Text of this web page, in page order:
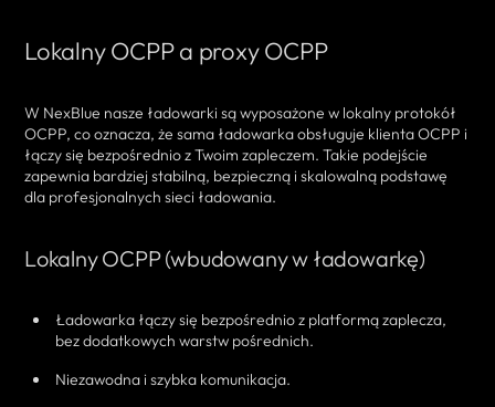
Lokalny OCPP a proxy OCPP
W NexBlue nasze ładowarki są wyposażone w lokalny protokół
OCPP, co oznacza, że sama ładowarka obsługuje klienta OCPP i
łączy się bezpośrednio z Twoim zapleczem. Takie podejście
zapewnia bardziej stabilną, bezpieczną i skalowalną podstawę
dla profesjonalnych sieci ładowania.
Lokalny OCPP (wbudowany w ładowarkę)
Ładowarka łączy się bezpośrednio z platformą zaplecza,
bez dodatkowych warstw pośrednich.
Niezawodna i szybka komunikacja.